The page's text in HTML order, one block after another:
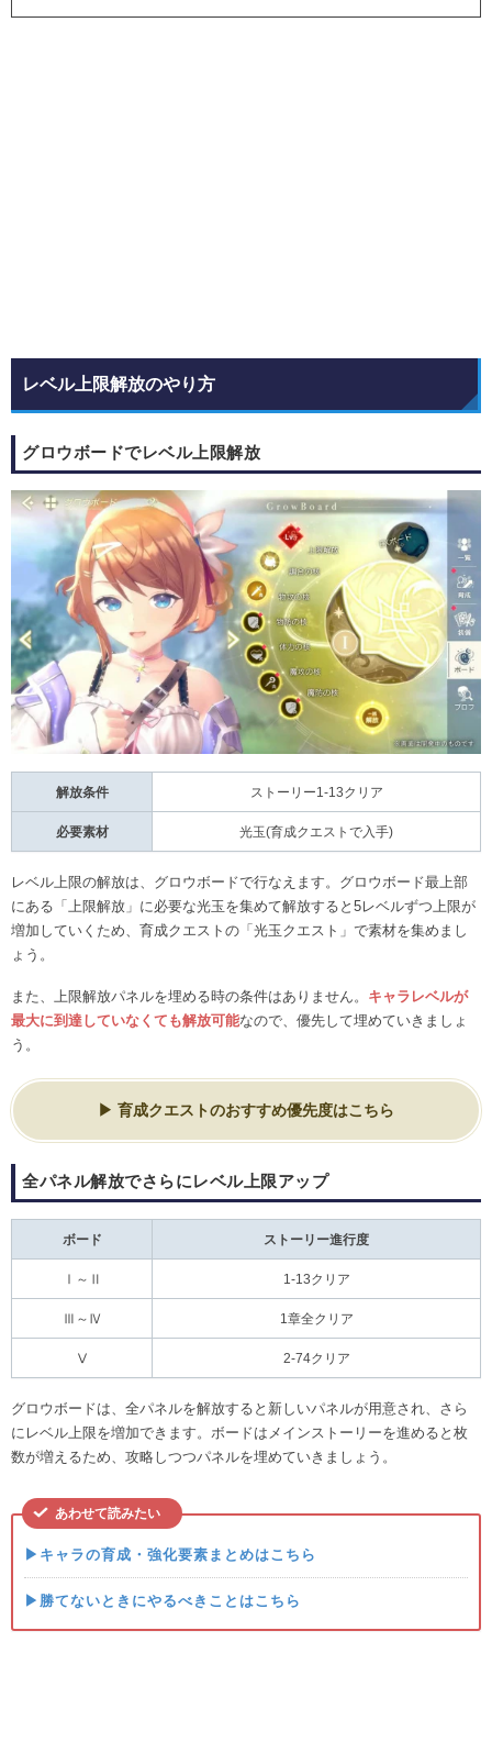
レベル上限解放のやり方
グロウボードでレベル上限解放
解放条件 ストーリー1-13クリア
必要素材 光玉(育成クエストで入手)
レベル上限の解放は、グロウボードで行なえます。グロウボード最上部
にある「上限解放」に必要な光玉を集めて解放すると5レベルずつ上限が
増加していくため、育成クエストの「光玉クエスト」で素材を集めまし
ょう。
また、上限解放パネルを埋める時の条件はありません。 キャラレベルが
最大に到達していなくても解放可能なので、優先して埋めていきましょ
う。
育成クエストのおすすめ優先度はこちら
全パネル解放でさらにレベル上限アップ
ボード ストーリー進行度
Ⅰ～Ⅱ 1-13クリア
Ⅲ～Ⅳ 1章全クリア
Ⅴ 2-74クリア
グロウボードは、全パネルを解放すると新しいパネルが用意され、さら
にレベル上限を増加できます。ボードはメインストーリーを進めると枚
数が増えるため、攻略しつつパネルを埋めていきましょう。
あわせて読みたい
▶キャラの育成・強化要素まとめはこちら
▶勝てないときにやるべきことはこちら